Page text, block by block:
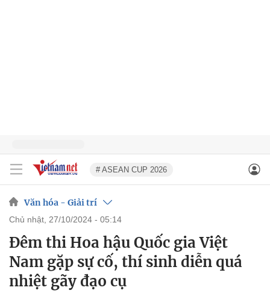
# ASEAN CUP 2026
Văn hóa - Giải trí
chủ nhật, 27/10/2024 - 05:14
Đêm thi Hoa hậu Quốc gia Việt
Nam gặp sự cố, thí sinh diễn quá
nhiệt gãy đạo cụ